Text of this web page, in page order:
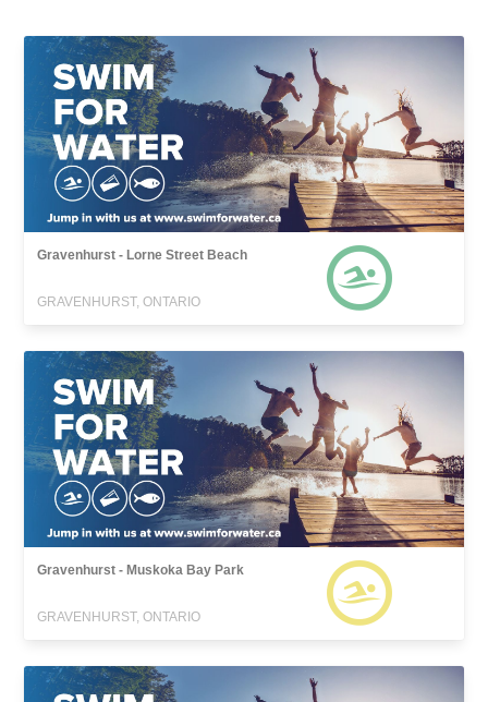
Gravenhurst - Lorne Street Beach
GRAVENHURST, ONTARIO
Gravenhurst - Muskoka Bay Park
GRAVENHURST, ONTARIO